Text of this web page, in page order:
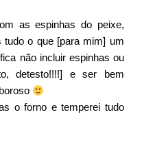
as espinhas do peixe,
tudo o que [para mim] um
não incluir espinhas ou
detesto!!!!] e ser bem
o forno e temperei tudo